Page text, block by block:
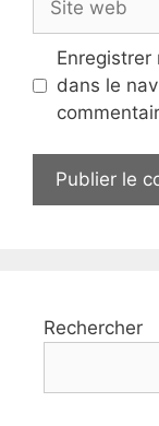
web
dans le
Rechercher